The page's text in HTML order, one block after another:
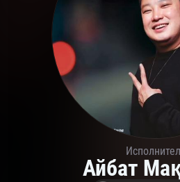
Айбат